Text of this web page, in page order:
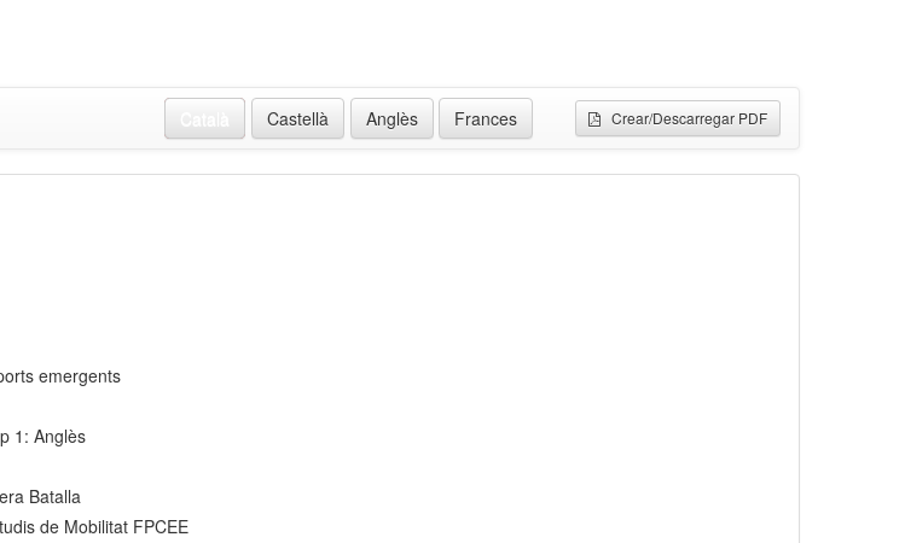
Crear/Descarregar PDF
Castellà Anglès Frances
emergents
1: Anglès
Batalla
de Mobilitat FPCEE